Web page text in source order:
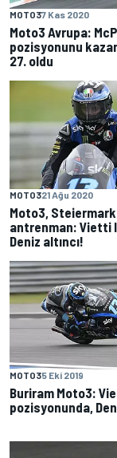
MOTO37 Kas 2020
Moto3 Avrupa:
pozisyonunu
27. oldu
MOTO321 Ağu 2020
Moto3, Steiermark
antrenman: Vietti
Deniz altıncı!
MOTO35 Eki 2019
Buriram Moto3:
pozisyonunda,